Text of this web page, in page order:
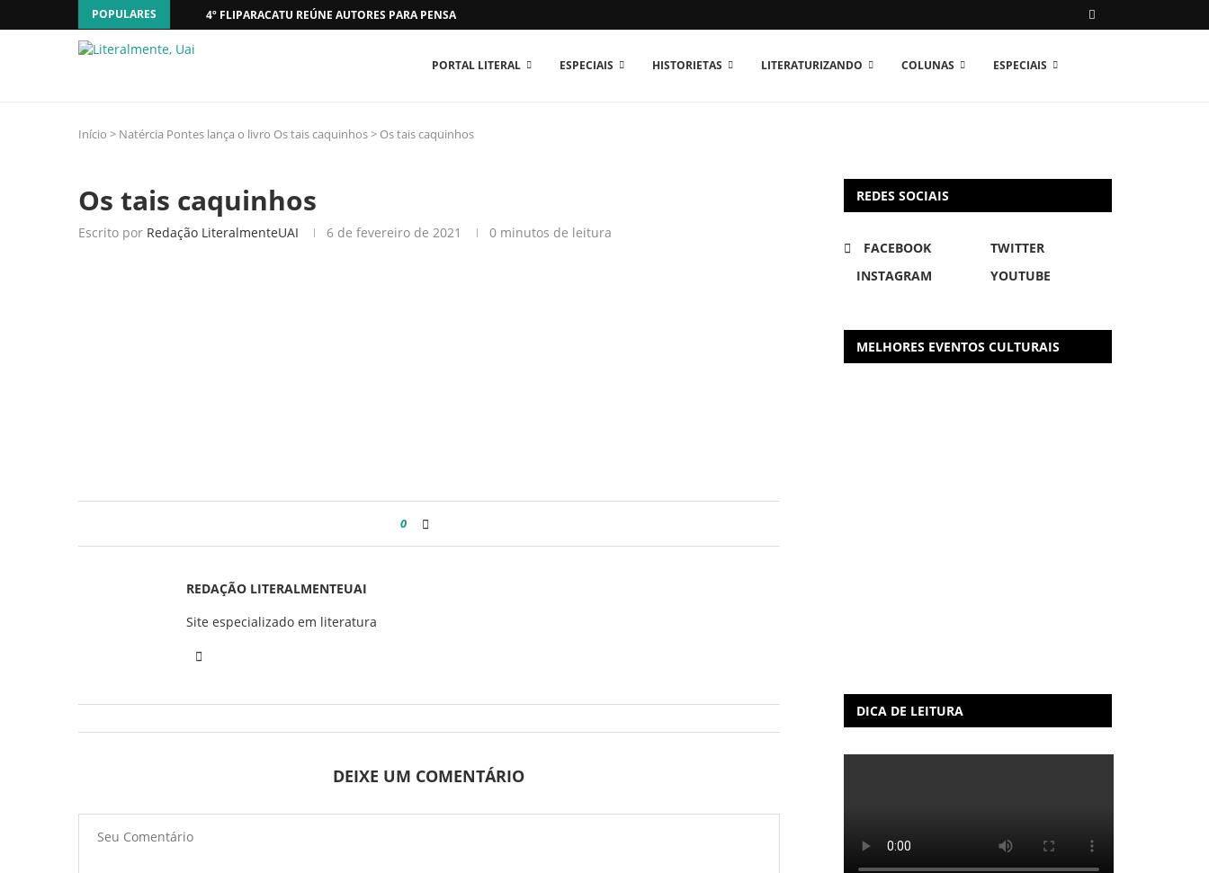
POPULARES 4º FLIPARACATU REÚNE AUTORES PARA PENSAR O MUNDO...
PORTAL LITERAL ESPECIAIS HISTORIETAS LITERATURIZANDO COLUNAS ESPECIAIS
Início > Natércia Pontes lança o livro Os tais caquinhos> Os tais caquinhos
Os tais caquinhos
Escrito por Redação LiteralmenteUAI 6 de fevereiro de 2021 0 minutos de leitura
0
REDAÇÃO LITERALMENTEUAI
Site especializado em literatura
DEIXE UM COMENTÁRIO
REDES SOCIAIS
FACEBOOK
TWITTER
INSTAGRAM
YOUTUBE
MELHORES EVENTOS CULTURAIS
DICA DE LEITURA